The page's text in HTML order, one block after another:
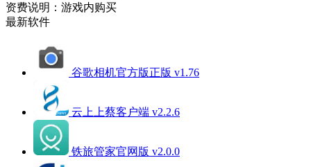
资费说明：游戏内购买
最新软件
谷歌相机官方版正版 v1.76
云上上蔡客户端 v2.2.6
铁旅管家官网版 v2.0.0